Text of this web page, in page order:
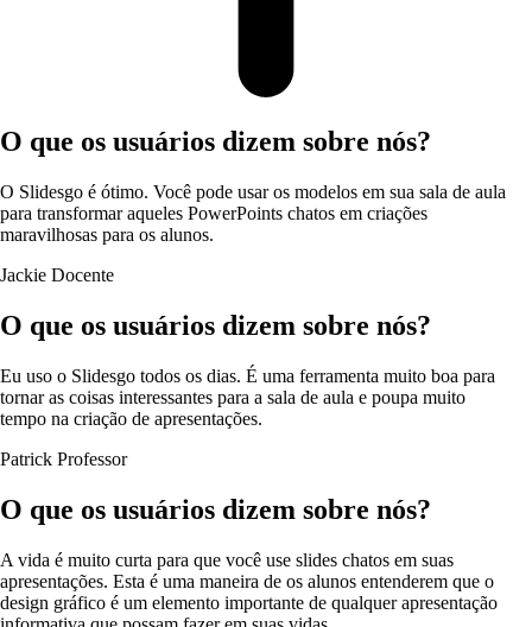
O que os usuários dizem sobre nós?
O Slidesgo é ótimo. Você pode usar os modelos em sua sala de aula
para transformar aqueles PowerPoints chatos em criações
maravilhosas para os alunos.
Jackie Docente
O que os usuários dizem sobre nós?
Eu uso o Slidesgo todos os dias. É uma ferramenta muito boa para
tornar as coisas interessantes para a sala de aula e poupa muito
tempo na criação de apresentações.
Patrick Professor
O que os usuários dizem sobre nós?
A vida é muito curta para que você use slides chatos em suas
apresentações. Esta é uma maneira de os alunos entenderem que o
design gráfico é um elemento importante de qualquer apresentação